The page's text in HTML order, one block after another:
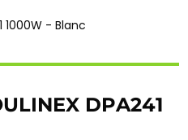
1000W - Blanc
DPA241